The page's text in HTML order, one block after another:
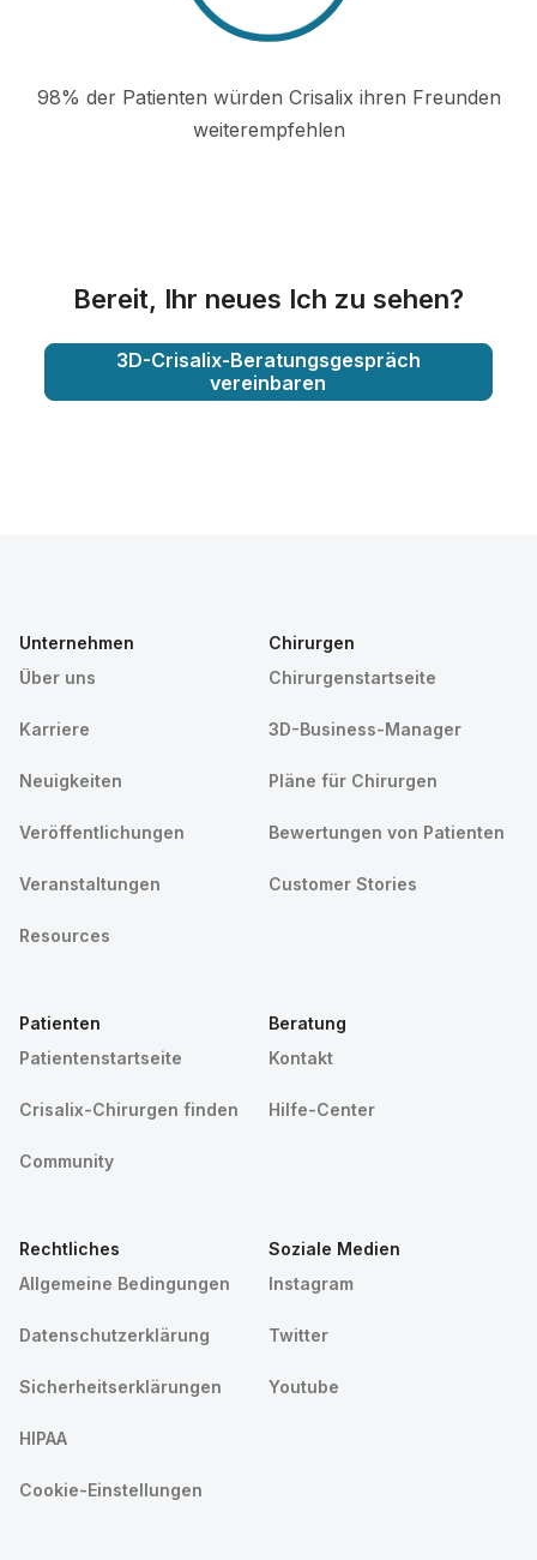
98% der Patienten würden Crisalix ihren Freunden
weiterempfehlen
Bereit, Ihr neues Ich zu sehen?
3D-Crisalix-Beratungsgespräch
vereinbaren
Unternehmen
Über uns
Karriere
Neuigkeiten
Veröffentlichungen
Veranstaltungen
Resources
Chirurgen
Chirurgenstartseite
3D-Business-Manager
Pläne für Chirurgen
Bewertungen von Patienten
Customer Stories
Patienten
Patientenstartseite
Crisalix-Chirurgen finden
Community
Beratung
Kontakt
Hilfe-Center
Rechtliches
Allgemeine Bedingungen
Datenschutzerklärung
Sicherheitserklärungen
HIPAA
Cookie-Einstellungen
Soziale Medien
Instagram
Twitter
Youtube